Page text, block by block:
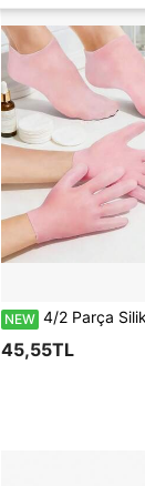
NEW 4/2 Parça Silikon Nemlendirici Eldiven ve Bacak Isıtıcı Seti, Kuru ve Çatlamış Ayak Cildi İçin Kaymaz Yumuşak Hidrojel Bacak Isıtıcılar, Esnek Emici
45,55TL